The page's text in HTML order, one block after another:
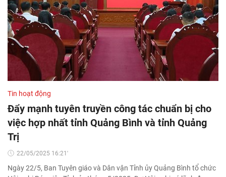
Tin hoạt động
Đẩy mạnh tuyên truyền công tác chuẩn bị cho
việc hợp nhất tỉnh Quảng Bình và tỉnh Quảng
Trị
22/05/2025 16:21'
Ngày 22/5, Ban Tuyên giáo và Dân vận Tỉnh ủy Quảng Bình tổ chức